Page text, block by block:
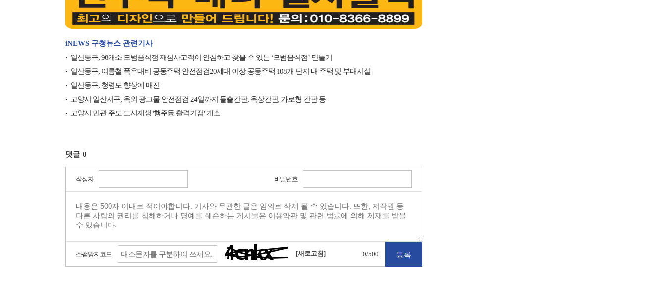
iNEWS 구청뉴스 관련기사
일산동구, 98개소 모범음식점 재심사고객이 안심하고 찾을 수 있는 ‘모범음식점’ 만들기
일산동구, 여름철 폭우대비 공동주택 안전점검20세대 이상 공동주택 108개 단지 내 주택 및 부대시설
일산동구, 청렴도 향상에 매진
고양시 일산서구, 옥외 광고물 안전점검 24일까지 돌출간판, 옥상간판, 가로형 간판 등
고양시 민관 주도 도시재생 '행주동 활력거점' 개소
댓글 0
작성자 비밀번호
스팸방지코드 [새로고침] 0/500